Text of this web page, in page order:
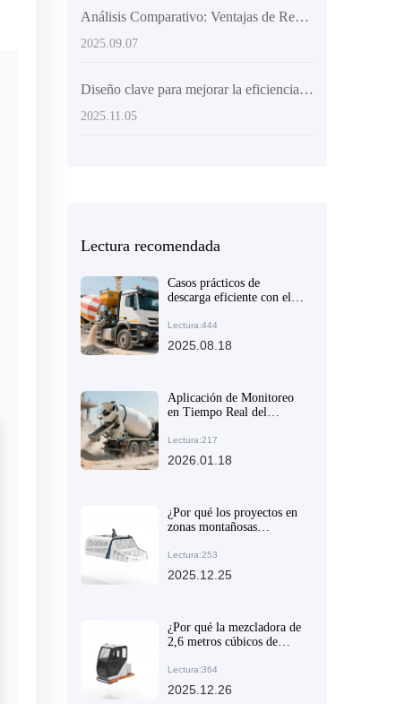
Análisis Comparativo: Ventajas de Rendimiento y Aplicaciones de Camiones Mezcladores de Concreto con Carga Automática frente a Equipos Tradicionales
2025.09.07
Diseño clave para mejorar la eficiencia del mezclado de concreto: Principios estructurales y aplicaciones prácticas
2025.11.05
Lectura recomendada
Casos prácticos de
descarga eficiente con el
AS-4.0 en obras de
construcción y carreteras
Lectura:444
2025.08.18
Aplicación de Monitoreo
en Tiempo Real del
Mejorar la Calidad del
Hormigón en Construcción
Lectura:217
2026.01.18
¿Por qué los proyectos en
zonas montañosas
mezclado articulados? La
experiencia de la industria
Lectura:253
2025.12.25
¿Por qué la mezcladora de
2,6 metros cúbicos de
para la construcción en
terrenos no planos?
Lectura:364
2025.12.26